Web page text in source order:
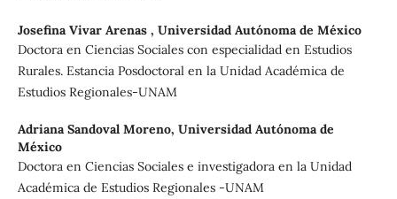
Josefina Vivar Arenas , Universidad Autónoma de México
Doctora en Ciencias Sociales con especialidad en Estudios
Rurales. Estancia Posdoctoral en la Unidad Académica de
Estudios Regionales-UNAM
Adriana Sandoval Moreno, Universidad Autónoma de
México
Doctora en Ciencias Sociales e investigadora en la Unidad
Académica de Estudios Regionales -UNAM